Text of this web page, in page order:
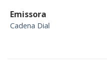
Emissora
Cadena Dial